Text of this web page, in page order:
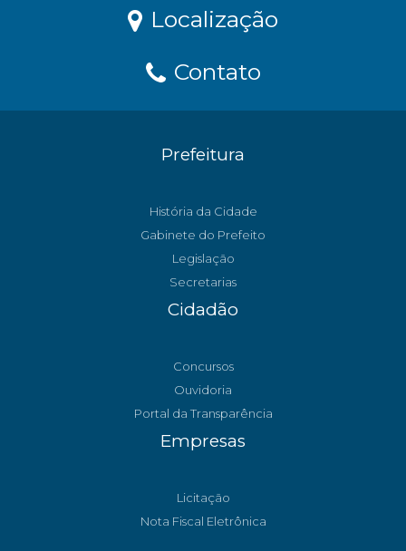
Localização
Contato
Prefeitura
História da Cidade
Gabinete do Prefeito
Legislação
Secretarias
Cidadão
Concursos
Ouvidoria
Portal da Transparência
Empresas
Licitação
Nota Fiscal Eletrônica